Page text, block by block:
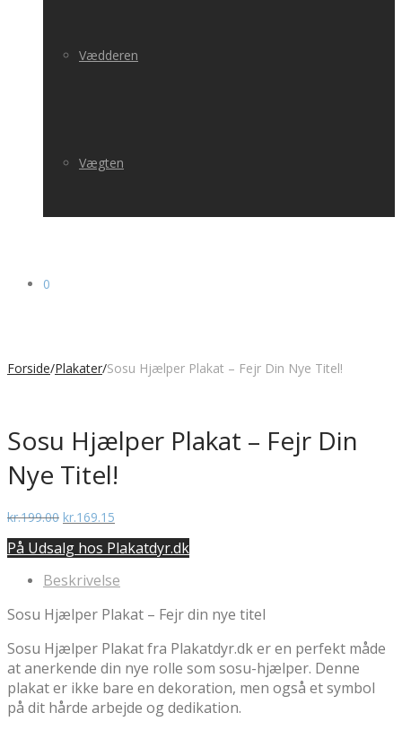
Vædderen
Vægten
0
Forside/Plakater/Sosu Hjælper Plakat – Fejr Din Nye Titel!
Sosu Hjælper Plakat – Fejr Din
Nye Titel!
kr.199.00 Den
pris
kr.199.00.
kr.169.15
pris
kr.169.15.
På Udsalg hos Plakatdyr.dk
Beskrivelse
Sosu Hjælper Plakat – Fejr din nye titel
Sosu Hjælper Plakat fra Plakatdyr.dk er en perfekt måde
at anerkende din nye rolle som sosu-hjælper. Denne
plakat er ikke bare en dekoration, men også et symbol
på dit hårde arbejde og dedikation.